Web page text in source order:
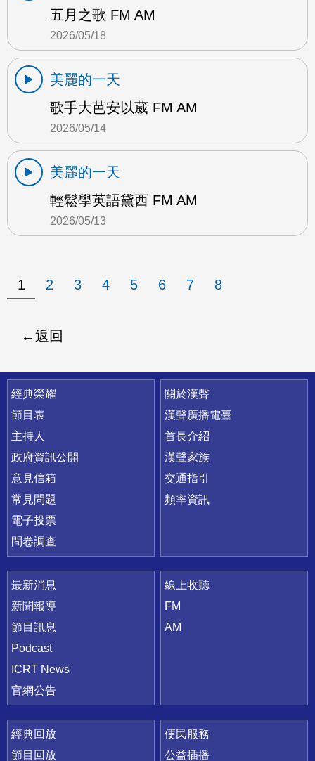
五月之歌 FM AM
2026/05/18
美麗的一天
歌手大芭安以葳 FM AM
2026/05/14
美麗的一天
輕鬆學英語黛西 FM AM
2026/05/13
1 2 3 4 5 6 7 8
返回
快速連結
經典榮耀
節目表
主持人
政府資訊公開
意見信箱
常見問題
電子投票
問卷調查
關於漢聲
漢聲廣播電臺
首長介紹
漢聲家族
交通指引
頻率資訊
最新消息
新聞報導
節目訊息
Podcast
ICRT News
官網公告
線上收聽
FM
AM
經典回放
節目回放
便民服務
公益插播